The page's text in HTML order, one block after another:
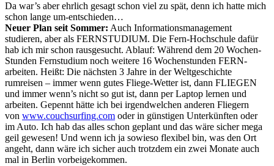
Da war’s aber ehrlich gesagt schon viel zu spät, denn ich hatte mich
schon lange um-entschieden…
Neuer Plan seit Sommer: Auch Informationsmanagement
studieren, aber als FERNSTUDIUM. Die Fern-Hochschule dafür
hab ich mir schon rausgesucht. Ablauf: Während dem 20 Wochen-
Stunden Fernstudium noch weitere 16 Wochenstunden FERN-
arbeiten. Heißt: Die nächsten 3 Jahre in der Weltgeschichte
rumreisen – immer wenn gutes Fliege-Wetter ist, dann FLIEGEN
und immer wenn’s nicht so gut ist, dann per Laptop lernen und
arbeiten. Gepennt hätte ich bei irgendwelchen anderen Fliegern
von www.couchsurfing.com oder in günstigen Unterkünften oder
im Auto. Ich hab das alles schon geplant und das wäre sicher mega
geil gewesen! Und wenn ich ja sowieso flexibel bin, was den Ort
angeht, dann wäre ich sicher auch trotzdem ein zwei Monate auch
mal in Berlin vorbeigekommen.